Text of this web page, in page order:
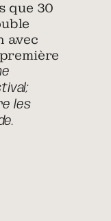
que 30
avec
les